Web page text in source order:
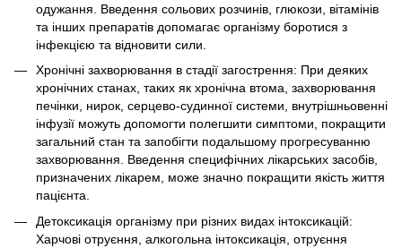
одужання. Введення сольових розчинів, глюкози, вітамінів
та інших препаратів допомагає організму боротися з
інфекцією та відновити сили.
Хронічні захворювання в стадії загострення: При деяких
хронічних станах, таких як хронічна втома, захворювання
печінки, нирок, серцево-судинної системи, внутрішньовенні
інфузії можуть допомогти полегшити симптоми, покращити
загальний стан та запобігти подальшому прогресуванню
захворювання. Введення специфічних лікарських засобів,
призначених лікарем, може значно покращити якість життя
пацієнта.
Детоксикація організму при різних видах інтоксикацій:
Харчові отруєння, алкогольна інтоксикація, отруєння